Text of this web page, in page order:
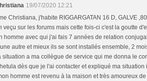
19/07/2020 12:21
Christiana, j'habite RIGGARGATAN 16 D, GALVE
veçu sur les forums mais cette fois-ci c'est la goutte
homme avec qui j'ai fais 7 années de relation
autre et mieux ils se sont installés ensemble, 2
situation a ma collègue de service qui me donna le
dès que je l'ai contacter et expliqué ma
homme est revenu à la maison et très amoureux